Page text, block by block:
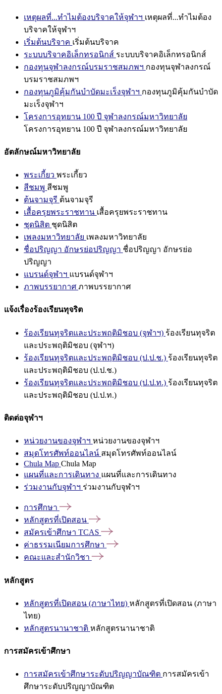
เหตุผลที่...ทำไมต้องบริจาคให้จุฬาฯ เหตุผลที่...ทำไมต้อง
บริจาคให้จุฬาฯ
เริ่มต้นบริจาค เริ่มต้นบริจาค
ระบบบริจาคอิเล็กทรอนิกส์ ระบบบริจาคอิเล็กทรอนิกส์
กองทุนจุฬาลงกรณ์บรมราชสมภพฯ กองทุนจุฬาลงกรณ์
บรมราชสมภพฯ
กองทุนภูมิคุ้มกันบำบัดมะเร็งจุฬาฯ กองทุนภูมิคุ้มกันบำบัด
มะเร็งจุฬาฯ
โครงการอุทยาน 100 ปี จุฬาลงกรณ์มหาวิทยาลัย
โครงการอุทยาน 100 ปี จุฬาลงกรณ์มหาวิทยาลัย
อัตลักษณ์มหาวิทยาลัย
พระเกี้ยว พระเกี้ยว
สีชมพู สีชมพู
ต้นจามจุรี ต้นจามจุรี
เสื้อครุยพระราชทาน เสื้อครุยพระราชทาน
ชุดนิสิต ชุดนิสิต
เพลงมหาวิทยาลัย เพลงมหาวิทยาลัย
ชื่อปริญญา อักษรย่อปริญญา ชื่อปริญญา อักษรย่อ
ปริญญา
แบรนด์จุฬาฯ แบรนด์จุฬาฯ
ภาพบรรยากาศ ภาพบรรยากาศ
แจ้งเรื่องร้องเรียนทุจริต
ร้องเรียนทุจริตและประพฤติมิชอบ (จุฬาฯ) ร้องเรียนทุจริต
และประพฤติมิชอบ (จุฬาฯ)
ร้องเรียนทุจริตและประพฤติมิชอบ (ป.ป.ช.) ร้องเรียนทุจริต
และประพฤติมิชอบ (ป.ป.ช.)
ร้องเรียนทุจริตและประพฤติมิชอบ (ป.ป.ท.) ร้องเรียนทุจริต
และประพฤติมิชอบ (ป.ป.ท.)
ติดต่อจุฬาฯ
หน่วยงานของจุฬาฯ หน่วยงานของจุฬาฯ
สมุดโทรศัพท์ออนไลน์ สมุดโทรศัพท์ออนไลน์
Chula Map Chula Map
แผนที่และการเดินทาง แผนที่และการเดินทาง
ร่วมงานกับจุฬาฯ ร่วมงานกับจุฬาฯ
การศึกษา
หลักสูตรที่เปิดสอน
สมัครเข้าศึกษา TCAS
ค่าธรรมเนียมการศึกษา
คณะและสำนักวิชา
หลักสูตร
หลักสูตรที่เปิดสอน (ภาษาไทย) หลักสูตรที่เปิดสอน (ภาษา
ไทย)
หลักสูตรนานาชาติ หลักสูตรนานาชาติ
การสมัครเข้าศึกษา
การสมัครเข้าศึกษาระดับปริญญาบัณฑิต การสมัครเข้า
ศึกษาระดับปริญญาบัณฑิต